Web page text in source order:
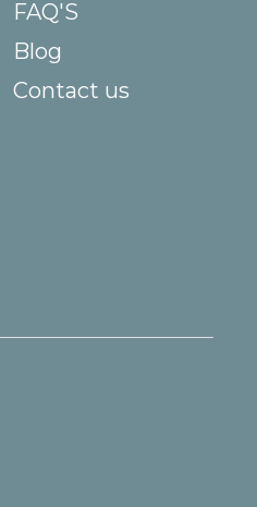
FAQ'S
Blog
Contact us